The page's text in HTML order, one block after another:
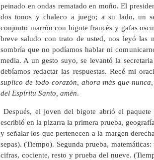
peinado en ondas rematado en moño. El
dos tonos y chaleco a juego; a su lado, un
conjunto marrón con bigote francés y gafas
breve saludo con trato de usted, nos leyó las
sombría que no podíamos hablar ni
media. A un gesto suyo, se levantó la
debíamos redactar las respuestas. Recé mi
suplico de todo corazón, ahora más que
del Espíritu Santo, amén.
Después, el joven del bigote abrió el
escribió en la pizarra la primera prueba,
y señalar los que pertenecen a la margen
sepas). (Tiempo). Segunda prueba,
cifras, cociente, resto y prueba del nueve.